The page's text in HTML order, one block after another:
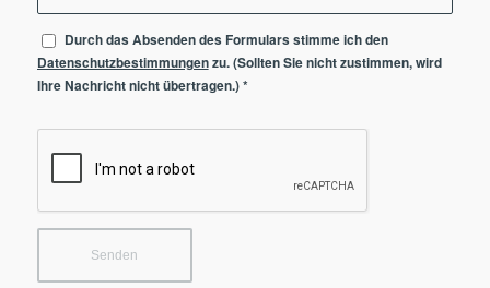
Durch das Absenden des Formulars stimme ich den
Datenschutzbestimmungenzu. (Sollten Sie nicht zustimmen, wird
Ihre Nachricht nicht übertragen.)*